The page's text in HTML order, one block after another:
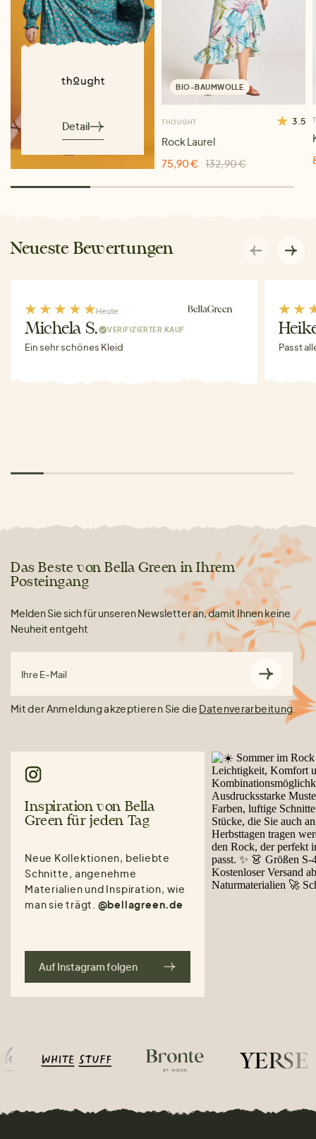
Detail
BIO-BAUMWOLLE
THOUGHT 3.5
Rock Laurel
75,90 €
132,90 €
Neueste Bewertungen
Heute
Michela S. VERIFIZIERTER KAUF
Ein sehr schönes Kleid Passt
Das Beste von Bella Green in Ihrem
Posteingang
Melden Sie sich für unseren Newsletter an, damit Ihnen keine
Neuheit entgeht
Ihre E-Mail
Mit der Anmeldung akzeptieren Sie die Datenverarbeitung.
Inspiration von Bella
Green für jeden Tag
Neue Kollektionen, beliebte
Schnitte, angenehme
Materialien und Inspiration, wie
man sie trägt. @bellagreen.de
Auf Instagram folgen